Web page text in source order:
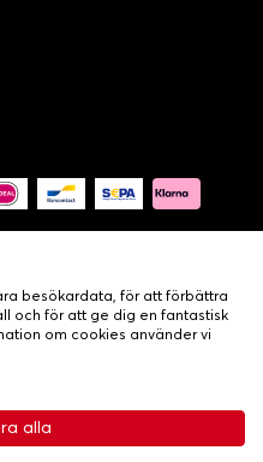
FELICIA
försäljningsvillkor•
Livraison
besökardata, för att förbättra
och för att ge dig en fantastisk
om cookies använder vi
alla